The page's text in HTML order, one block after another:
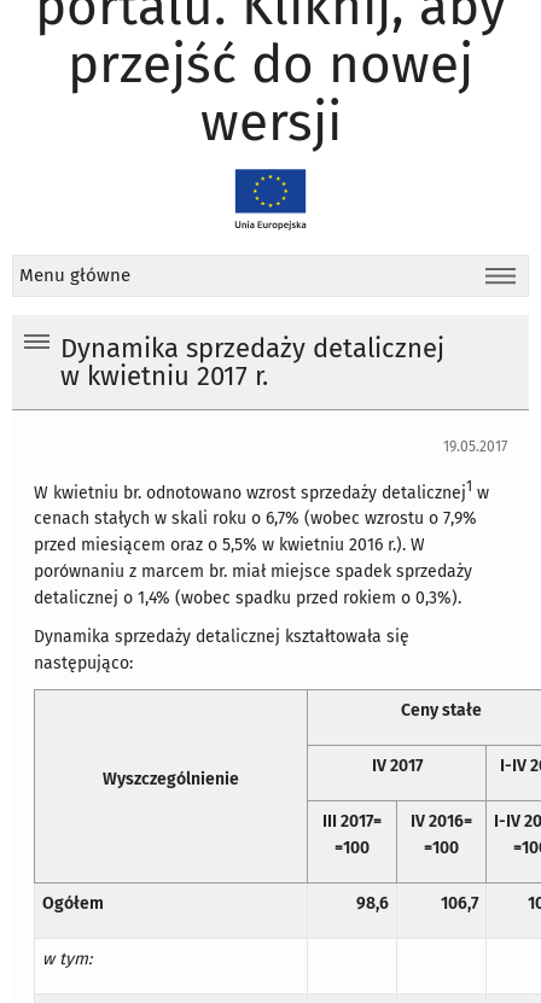
przejść do nowej
wersji
Menu główne
Dynamika sprzedaży detalicznej
w kwietniu 2017 r.
19.05.2017
W kwietniu br. odnotowano wzrost sprzedaży detalicznej1 w
cenach stałych w skali roku o 6,7% (wobec wzrostu o 7,9%
przed miesiącem oraz o 5,5% w kwietniu 2016 r.). W
porównaniu z marcem br. miał miejsce spadek sprzedaży
detalicznej o 1,4% (wobec spadku przed rokiem o 0,3%).
Dynamika sprzedaży detalicznej kształtowała się
następująco:
Wyszczególnienie
Ceny stałe
IV 2017 I-IV
III 2017=
=100
IV 2016=
=100
I-IV
Ogółem 98,6 106,7
w tym: